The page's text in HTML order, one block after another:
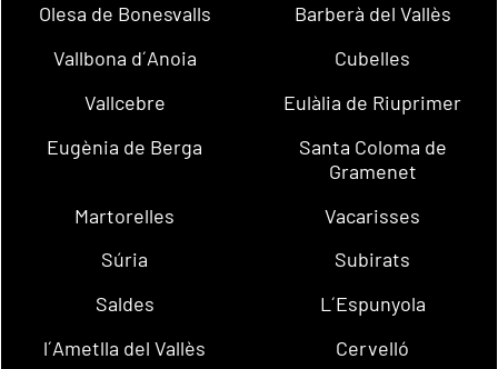
Olesa de Bonesvalls
Barberà del Vallès
Vallbona d´Anoia
Cubelles
Vallcebre
Eulàlia de Riuprimer
Eugènia de Berga
Santa Coloma de
Gramenet
Martorelles
Vacarisses
Súria
Subirats
Saldes
L´Espunyola
l´Ametlla del Vallès
Cervelló